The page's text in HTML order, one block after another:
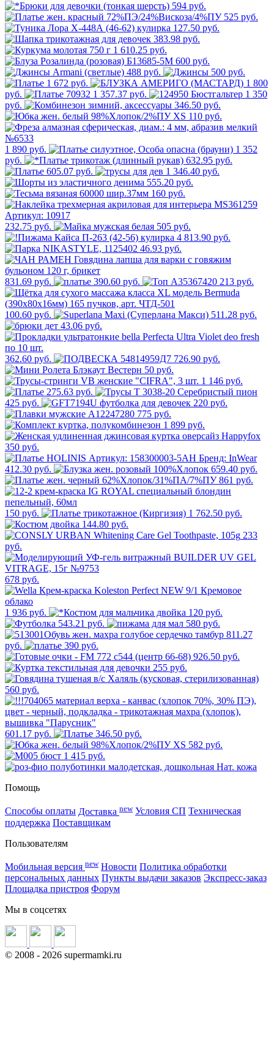
594 руб.
525 руб.
127.50 руб.
383.98 руб.
1 610.25 руб.
600 руб.
488 руб.
500 руб.
1 672 руб.
1 800
руб.
1 357.37 руб.
1 350
руб.
346.50 руб.
110 руб.
1 890 руб.
1 352
руб.
632.95 руб.
605.07 руб.
1 346.40 руб.
555.20 руб.
160 руб.
232.75 руб.
505 руб.
4 813.90 руб.
46.93 руб.
831.69 руб. 390.60 руб. 213 руб.
100.60 руб.
511.28 руб.
43.06 руб.
362.60 руб.
726.90 руб.
50 руб.
1 146 руб.
275.63 руб.
425 руб.
220 руб.
775 руб.
1 899 руб.
350 руб.
412.30 руб.
659.40 руб.
861 руб.
150 руб.
1 762.50 руб.
144.80 руб.
233
руб.
678 руб.
1 936 руб.
120 руб.
543.21 руб.
580 руб.
811.27
руб.
390 руб.
926.50 руб.
255 руб.
560 руб.
601.17 руб.
346.50 руб.
582 руб.
1 415 руб.
Помощь
Способы оплаты Доставка new Условия СП Техническая
поддержка Поставщикам
Пользователям
Мобильная версия new Новости Политика обработки
персональных данных Пункты выдачи заказов Экспресс-заказ
Площадка пристроя Форум
Мы в соцсетях
© 2008 - 2026 supermamki.ru